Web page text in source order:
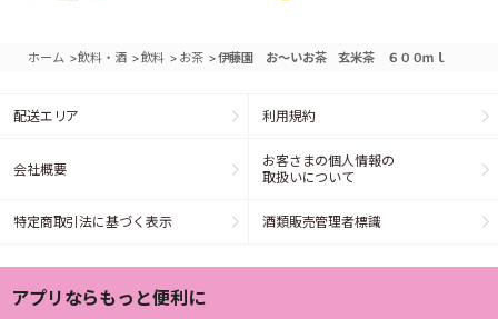
ホーム >飲料・酒 >飲料 > お茶 >伊藤園 お～いお茶 玄米茶 ６００ｍｌ
配送エリア 利用規約
会社概要
お客さまの個人情報の
取扱いについて
特定商取引法に基づく表示 酒類販売管理者標識
アプリならもっと便利に